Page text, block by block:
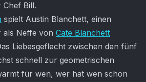
Chef Bill.
spielt Austin Blanchett, einen
als Neffe von Cate Blanchett
Liebesgeflecht zwischen den fünf
schnell zur geometrischen
für wen, wer hat wen schon